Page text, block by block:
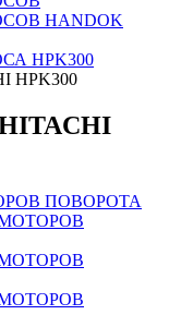
HANDOK
HPK300
HPK300
ПОВОРОТА